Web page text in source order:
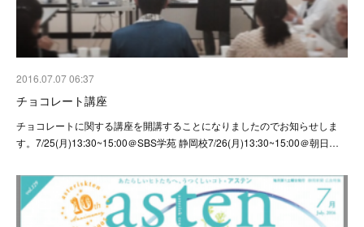
2016.07.07 06:37
チョコレート講座
チョコレートに関する講座を開講することになりましたのでお知らせしま
す。7/25(月)13:30~15:00＠SBS学苑 静岡校7/26(月)13:30~15:00＠朝日…